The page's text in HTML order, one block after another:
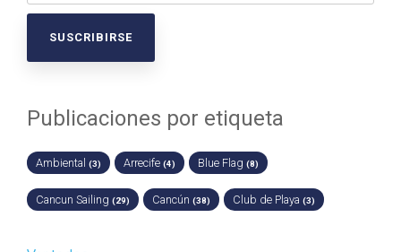
Publicaciones por etiqueta
Ambiental (3) Arrecife (4) Blue Flag (8)
Cancun Sailing (29) Cancún (38) Club de Playa (3)